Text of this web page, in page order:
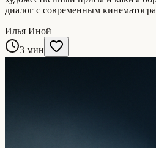
диалог с современным
Илья Иной
3 мин